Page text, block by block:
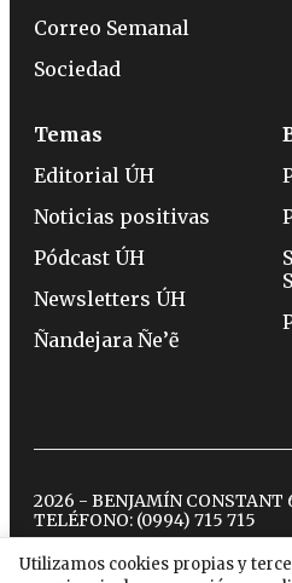
Utilizamos cookies propias y
Correo Semanal
Sociedad
Temas
Editorial ÚH
Noticias positivas
Pódcast ÚH
Newsletters ÚH
Ñandejara Ñe’ẽ
2026 - BENJAMÍN CONSTANT
TELÉFONO: (0994) 715 715